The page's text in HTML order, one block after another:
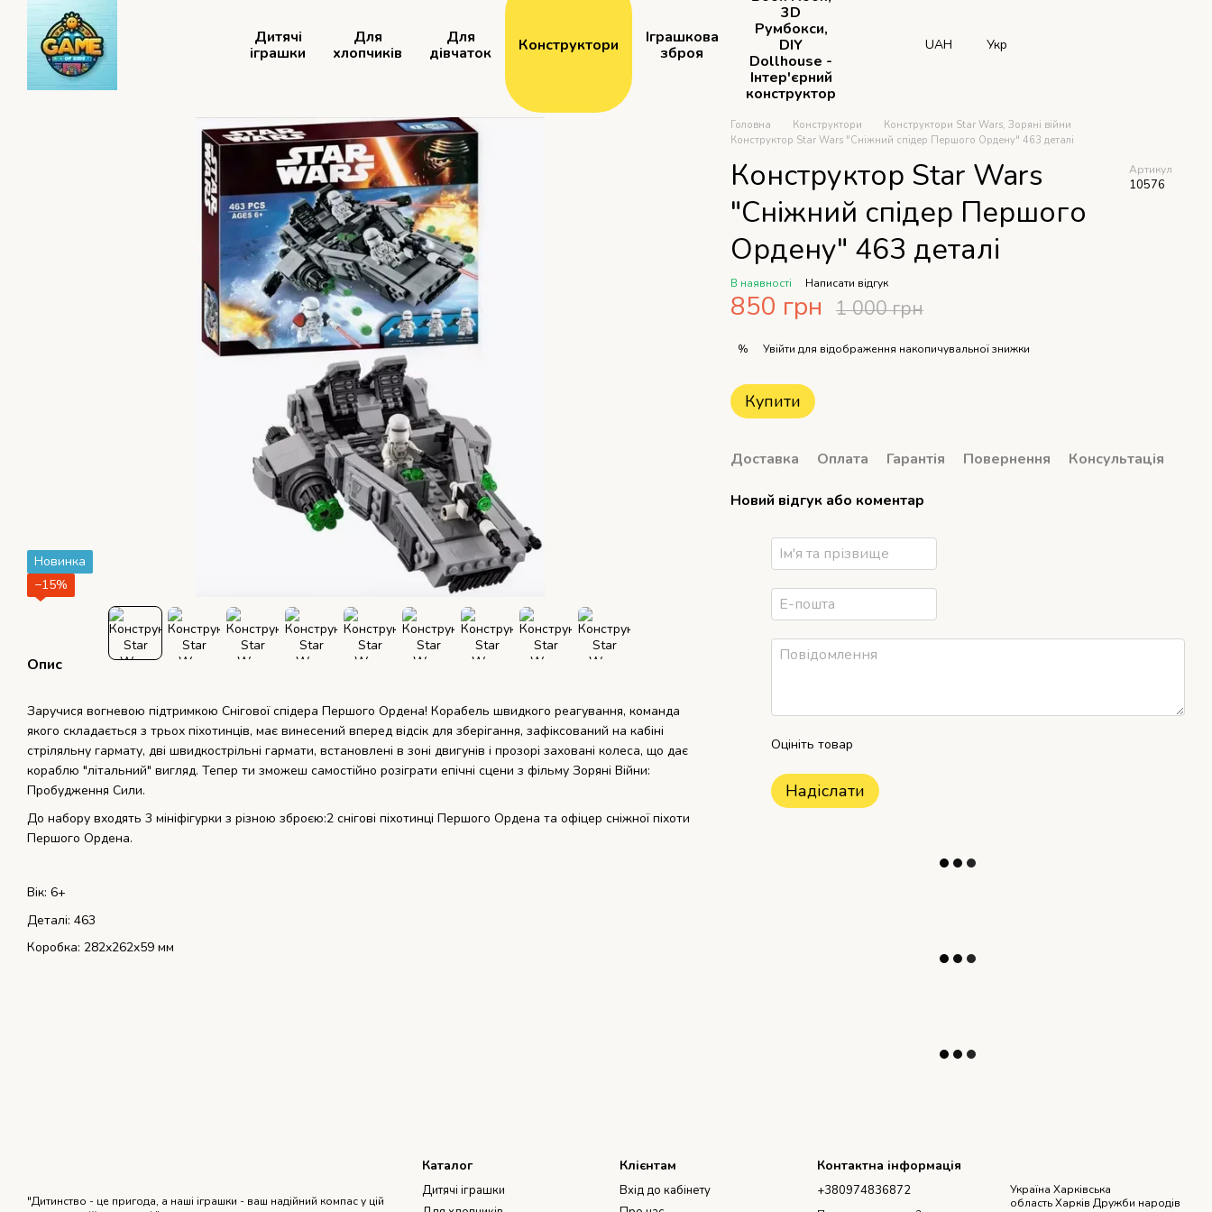
Перейти до основного контенту
Дитячі
іграшки
Для
хлопчиків
Для
дівчаток
Конструктори
Іграшкова
зброя
3D
Румбокси,
DIY
Dollhouse -
Інтер'єрний
конструктор
UAH Укр
Новинка
−15%
Опис
Заручися вогневою підтримкою Снігової спідера Першого Ордена! Корабель швидкого реагування, команда
якого складається з трьох піхотинців, має винесений вперед відсік для зберігання, зафіксований на кабіні
стріляльну гармату, дві швидкострільні гармати, встановлені в зоні двигунів і прозорі заховані колеса, що дає
кораблю "літальний" вигляд. Тепер ти зможеш самостійно розіграти епічні сцени з фільму Зоряні Війни:
Пробудження Сили.
До набору входять 3 мініфігурки з різною зброєю:2 снігові піхотинці Першого Ордена та офіцер сніжної піхоти
Першого Ордена.
Вік: 6+
Деталі: 463
Коробка: 282x262x59 мм
Головна Конструктори
Конструктори Star Wars, Зоряні війни
Конструктор Star Wars "Сніжний спідер Першого Ордену" 463 деталі
Конструктор Star Wars
"Сніжний спідер Першого
Ордену" 463 деталі
Артикул
10576
В наявності Написати відгук
850 грн 1 000 грн
% Увійти для відображення накопичувальної знижки
Купити
Доставка Оплата Гарантія Повернення Консультація
Новий відгук або коментар
Оцініть товар
Надіслати
"Дитинство - це пригода, а наші іграшки - ваш надійний компас у цій
Каталог
Дитячі іграшки
Клієнтам
Вхід до кабінету
Контактна інформація
+380974836872
Україна Харківська
область Харків Дружби народів